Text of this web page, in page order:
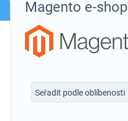
Magento e-shop
Seřadit podle oblíbenosti